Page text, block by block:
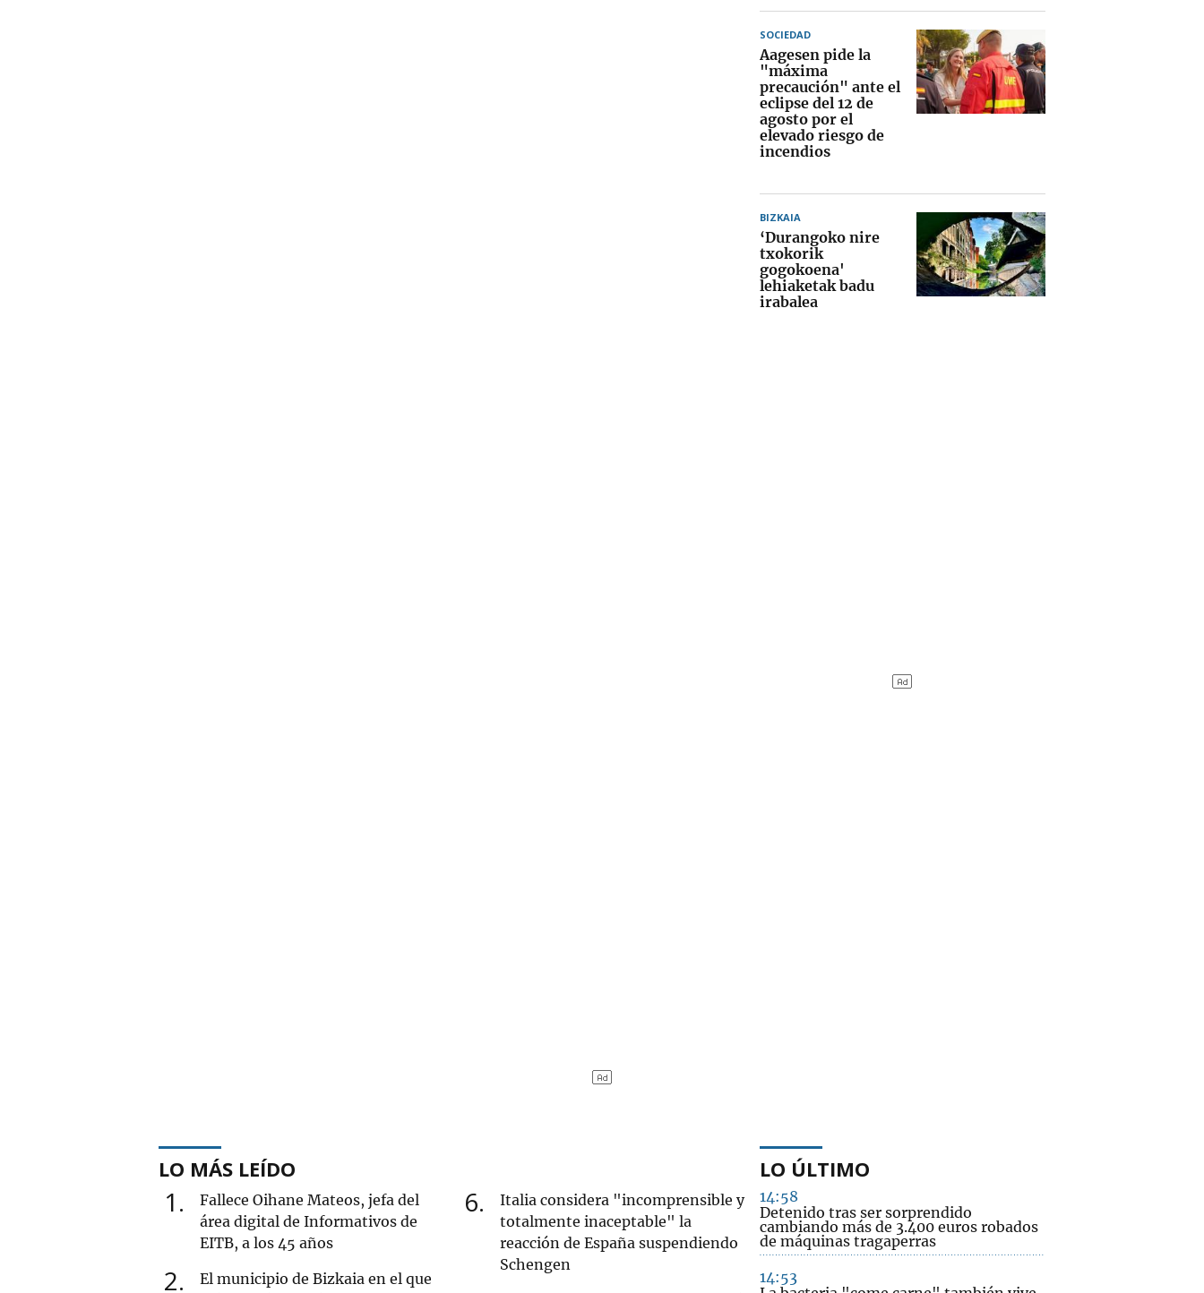
SOCIEDAD
Aagesen pide la
"máxima
precaución" ante el
eclipse del 12 de
agosto por el
elevado riesgo de
incendios
BIZKAIA
‘Durangoko nire
txokorik
gogokoena'
lehiaketak badu
irabalea
LO MÁS LEÍDO
1
Fallece Oihane Mateos, jefa del
área digital de Informativos de
EITB, a los 45 años
2
El municipio de Bizkaia en el que
6
Italia considera "incomprensible y
totalmente inaceptable" la
reacción de España suspendiendo
Schengen
LO ÚLTIMO
14:58
Detenido tras ser sorprendido
cambiando más de 3.400 euros robados
de máquinas tragaperras
14:53